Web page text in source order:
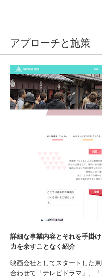
アプローチと施策
詳細な事業内容とそれを手掛
力を余すことなく紹介
映画会社としてスタートした
合わせて「テレビドラマ」、